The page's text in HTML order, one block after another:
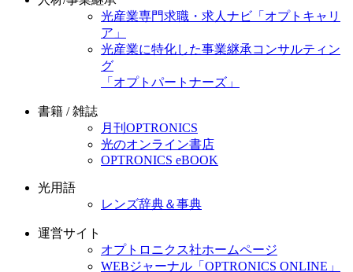
光産業専門求職・求人ナビ「オプトキャリ
ア」
光産業に特化した事業継承コンサルティン
グ
「オプトパートナーズ」
書籍 / 雑誌
月刊OPTRONICS
光のオンライン書店
OPTRONICS eBOOK
光用語
レンズ辞典＆事典
運営サイト
オプトロニクス社ホームページ
WEBジャーナル「OPTRONICS ONLINE」